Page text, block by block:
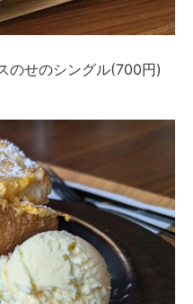
のせのシングル(700円)